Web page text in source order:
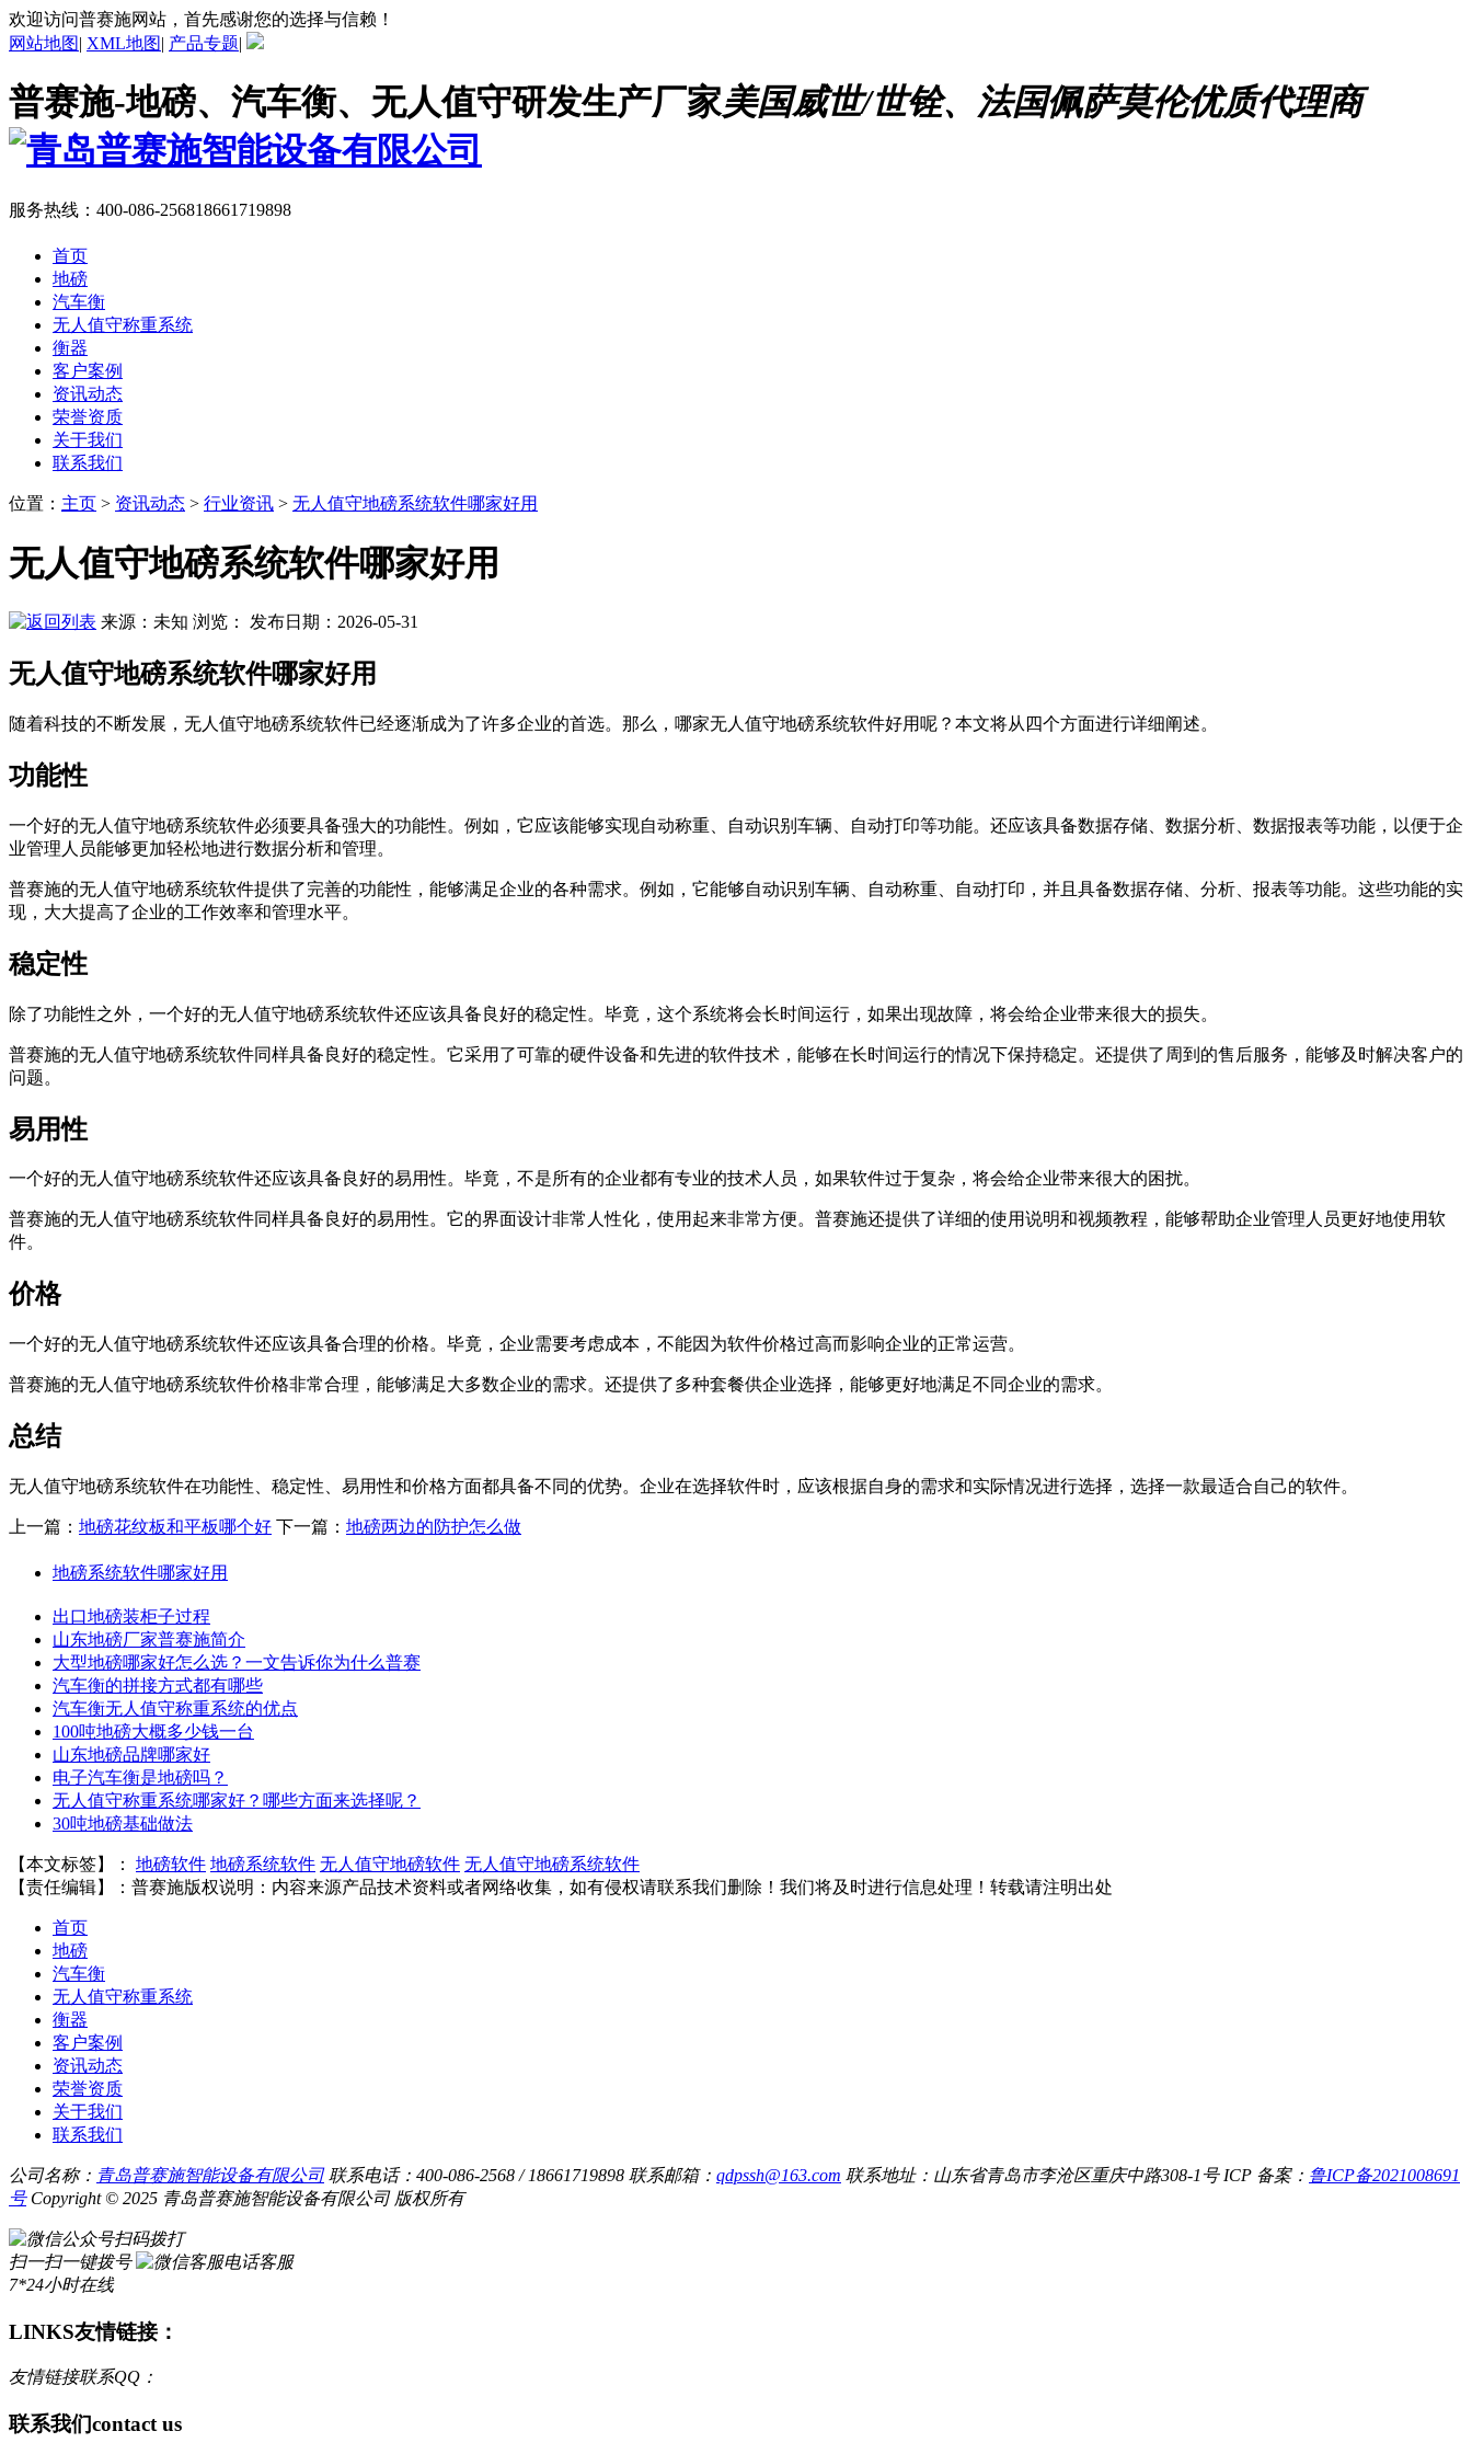
欢迎访问普赛施网站，首先感谢您的选择与信赖！
网站地图| XML地图| 产品专题|
普赛施-地磅、汽车衡、无人值守研发生产厂家美国威世/世铨、法国佩萨莫伦优质代理商
服务热线： 400-086-256818661719898
首页
地磅
汽车衡
无人值守称重系统
衡器
客户案例
资讯动态
荣誉资质
关于我们
联系我们
位置 ： 主页 > 资讯动态 > 行业资讯 > 无人值守地磅系统软件哪家好用
无人值守地磅系统软件哪家好用
来源：未知 浏览： 发布日期：2026-05-31
无人值守地磅系统软件哪家好用
随着科技的不断发展，无人值守地磅系统软件已经逐渐成为了许多企业的首选。那么，哪家无人值守地磅系统软件好用呢？本文将从四个方面进行详细阐述。
功能性
一个好的无人值守地磅系统软件必须要具备强大的功能性。例如，它应该能够实现自动称重、自动识别车辆、自动打印等功能。还应该具备数据存储、数据分析、数据报表等功能，以便于企
业管理人员能够更加轻松地进行数据分析和管理。
普赛施的无人值守地磅系统软件提供了完善的功能性，能够满足企业的各种需求。例如，它能够自动识别车辆、自动称重、自动打印，并且具备数据存储、分析、报表等功能。这些功能的实
现，大大提高了企业的工作效率和管理水平。
稳定性
除了功能性之外，一个好的无人值守地磅系统软件还应该具备良好的稳定性。毕竟，这个系统将会长时间运行，如果出现故障，将会给企业带来很大的损失。
普赛施的无人值守地磅系统软件同样具备良好的稳定性。它采用了可靠的硬件设备和先进的软件技术，能够在长时间运行的情况下保持稳定。还提供了周到的售后服务，能够及时解决客户的
问题。
易用性
一个好的无人值守地磅系统软件还应该具备良好的易用性。毕竟，不是所有的企业都有专业的技术人员，如果软件过于复杂，将会给企业带来很大的困扰。
普赛施的无人值守地磅系统软件同样具备良好的易用性。它的界面设计非常人性化，使用起来非常方便。普赛施还提供了详细的使用说明和视频教程，能够帮助企业管理人员更好地使用软
件。
价格
一个好的无人值守地磅系统软件还应该具备合理的价格。毕竟，企业需要考虑成本，不能因为软件价格过高而影响企业的正常运营。
普赛施的无人值守地磅系统软件价格非常合理，能够满足大多数企业的需求。还提供了多种套餐供企业选择，能够更好地满足不同企业的需求。
总结
无人值守地磅系统软件在功能性、稳定性、易用性和价格方面都具备不同的优势。企业在选择软件时，应该根据自身的需求和实际情况进行选择，选择一款最适合自己的软件。
上一篇： 地磅花纹板和平板哪个好 下一篇： 地磅两边的防护怎么做
地磅系统软件哪家好用
出口地磅装柜子过程
山东地磅厂家普赛施简介
大型地磅哪家好怎么选？一文告诉你为什么普赛
汽车衡的拼接方式都有哪些
汽车衡无人值守称重系统的优点
100吨地磅大概多少钱一台
山东地磅品牌哪家好
电子汽车衡是地磅吗？
无人值守称重系统哪家好？哪些方面来选择呢？
30吨地磅基础做法
【本文标签】： 地磅软件 地磅系统软件 无人值守地磅软件 无人值守地磅系统软件
【责任编辑】： 普赛施版权说明：内容来源产品技术资料或者网络收集，如有侵权请联系我们删除！我们将及时进行信息处理！转载请注明出处
首页
地磅
汽车衡
无人值守称重系统
衡器
客户案例
资讯动态
荣誉资质
关于我们
联系我们
公司名称： 青岛普赛施智能设备有限公司 联系电话：400-086-2568 / 18661719898 联系邮箱： qdpssh@163.com 联系地址：山东省青岛市李沧区重庆中路308-1号 ICP 备案： 鲁ICP备2021008691
号 Copyright © 2025 青岛普赛施智能设备有限公司 版权所有
扫码拨打
扫一扫一键拨号
电话客服
7*24小时在线
LINKS友情链接：
友情链接联系QQ：
联系我们contact us